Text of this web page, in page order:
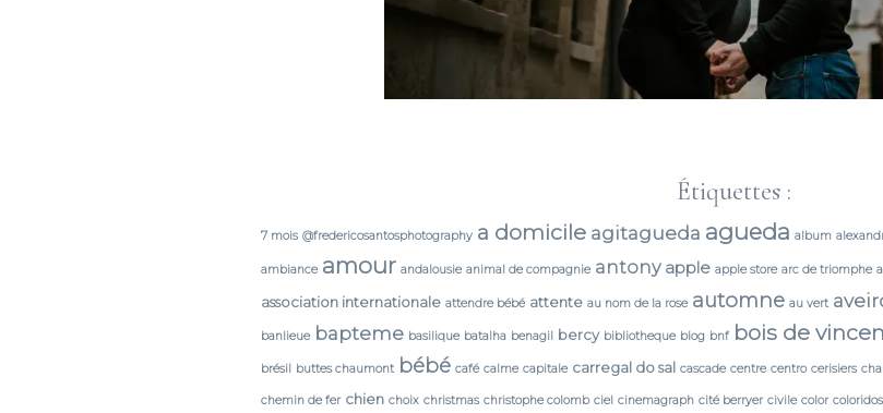
Étiquettes :
7 mois @fredericosantosphotography a domicile agitagueda agueda album
ambiance amour andalousie animal de compagnie antony apple apple store arc de triomphe
association internationale attendre bébé attente au nom de la rose automne au vert
banlieue bapteme basilique batalha benagil bercy bibliotheque blog bnf bois de
brésil buttes chaumont bébé café calme capitale carregal do sal cascade centre centro cerisiers
chemin de fer chien choix christmas christophe colomb ciel cinemagraph cité berryer civile color coloridos